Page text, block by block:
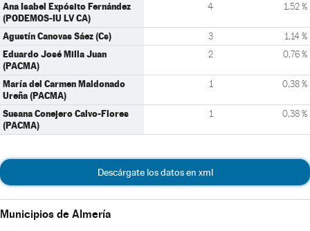
Ana Isabel Expósito Fernández
(PODEMOS-IU LV CA)
4 1,52 %
Agustín Canovas Sáez (Cs) 3 1,14 %
Eduardo José Milla Juan
(PACMA)
2 0,76 %
María del Carmen Maldonado
Ureña (PACMA)
1 0,38 %
Susana Conejero Calvo-Flores
(PACMA)
1 0,38 %
Descárgate los datos en xml
Municipios de Almería